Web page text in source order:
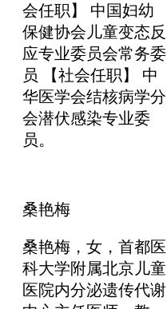
会任职】 中国妇幼
保健协会儿童变态反
应专业委员会常务委
员 【社会任职】 中
华医学会结核病学分
会潜伏感染专业委
员。
桑艳梅
桑艳梅，女，首都医
科大学附属北京儿童
医院内分泌遗传代谢